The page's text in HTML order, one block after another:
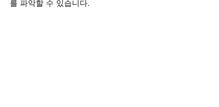
를 파악할 수 있습니다.